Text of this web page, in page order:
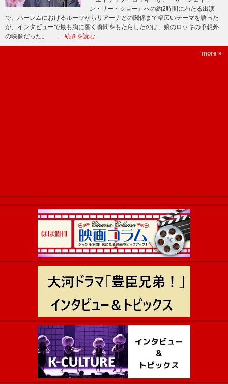
ン・リー・ショー』への約2時間にわたる出演
で、ハーレムにおけるルーツからリアーナとの関係まで幅広いテーマを語った
が、インタビューで最も胸に響く瞬間をもたらしたのは、娘のロッキの予想外
の映像だった。 … 続きを読む
more »